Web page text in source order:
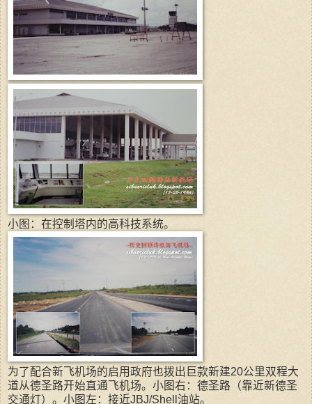
小图：在控制塔内的高科技系统。
为了配合新飞机场的启用政府也拨出巨款新建20公里双程大
道从德圣路开始直通飞机场。小图右：德圣路（靠近新德圣
交通灯）。小图左：接近JBJ/Shell油站。